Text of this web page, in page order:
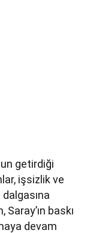
getirdiği
işsizlik ve
baskı
devam